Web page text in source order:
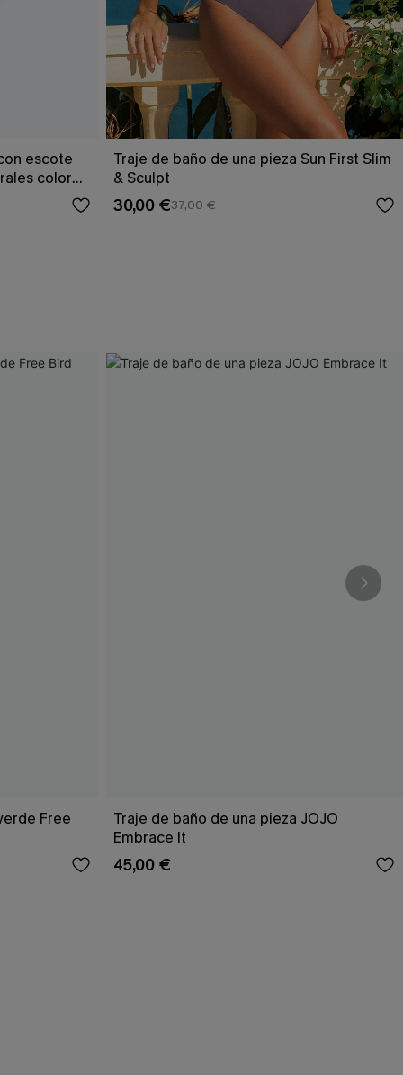
escote
color
Traje de baño de una pieza Sun First Slim
& Sculpt
30,00 €37,00 €
Free
Traje de baño de una pieza JOJO
Embrace It
45,00 €